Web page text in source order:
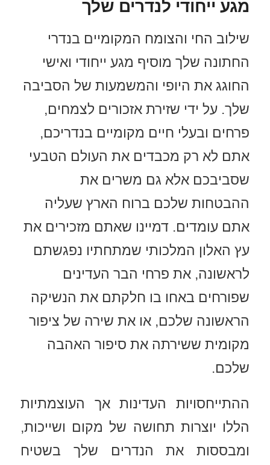
מגע ייחודי לנדרים שלך
שילוב החי והצומח המקומיים בנדרי
החתונה שלך מוסיף מגע ייחודי ואישי
החוגג את היופי והמשמעות של הסביבה
שלך. על ידי שזירת אזכורים לצמחים,
פרחים ובעלי חיים מקומיים בנדריכם,
אתם לא רק מכבדים את העולם הטבעי
שסביבכם אלא גם משרים את
ההבטחות שלכם ברוח הארץ שעליה
אתם עומדים. דמיינו שאתם מזכירים את
עץ האלון המלכותי שמתחתיו נפגשתם
לראשונה, את פרחי הבר העדינים
שפורחים באחו בו חלקתם את הנשיקה
הראשונה שלכם, או את שירה של ציפור
מקומית ששירתה את סיפור האהבה
שלכם.
ההתייחסויות העדינות אך העוצמתיות
הללו יוצרות תחושה של מקום ושייכות,
ומבססות את הנדרים שלך בשטיח